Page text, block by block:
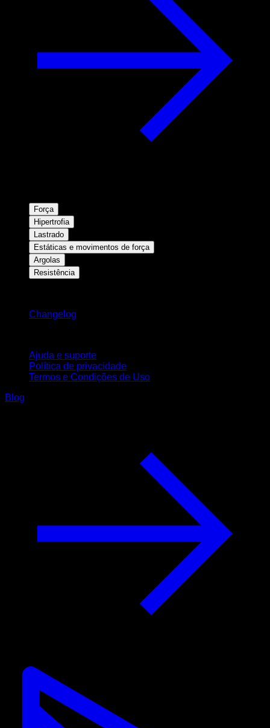
Força
Hipertrofia
Lastrado
Estáticas e movimentos de força
Argolas
Resistência
Changelog
Ajuda e suporte
Política de privacidade
Termos e Condições de Uso
Blog